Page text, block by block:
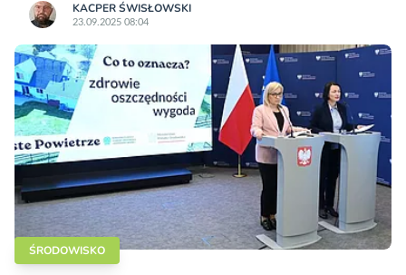
KACPER ŚWISŁO­WSKI
23.09.2025 08:04
ŚRODOWISKO